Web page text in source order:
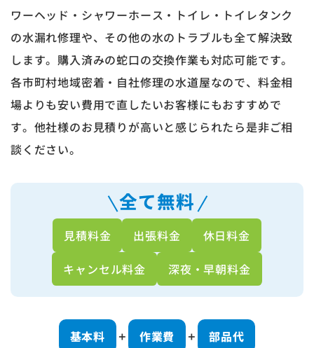
ワーヘッド・シャワーホース・トイレ・トイレタンク
の水漏れ修理や、その他の水のトラブルも全て解決致
します。購入済みの蛇口の交換作業も対応可能です。
各市町村地域密着・自社修理の水道屋なので、料金相
場よりも安い費用で直したいお客様にもおすすめで
す。他社様のお見積りが高いと感じられたら是非ご相
談ください。
見積料金 出張料金
休日料金
キャンセル料金
深夜・早朝料金
全て無料
基本料 ＋ 作業費 ＋ 部品代